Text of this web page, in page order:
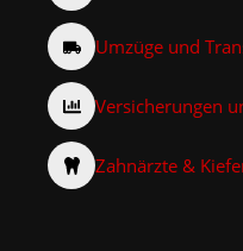
Umzüge und
Versicherungen
Zahnärzte &